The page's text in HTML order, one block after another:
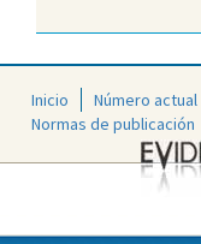
Inicio Número actual
Normas de publicación